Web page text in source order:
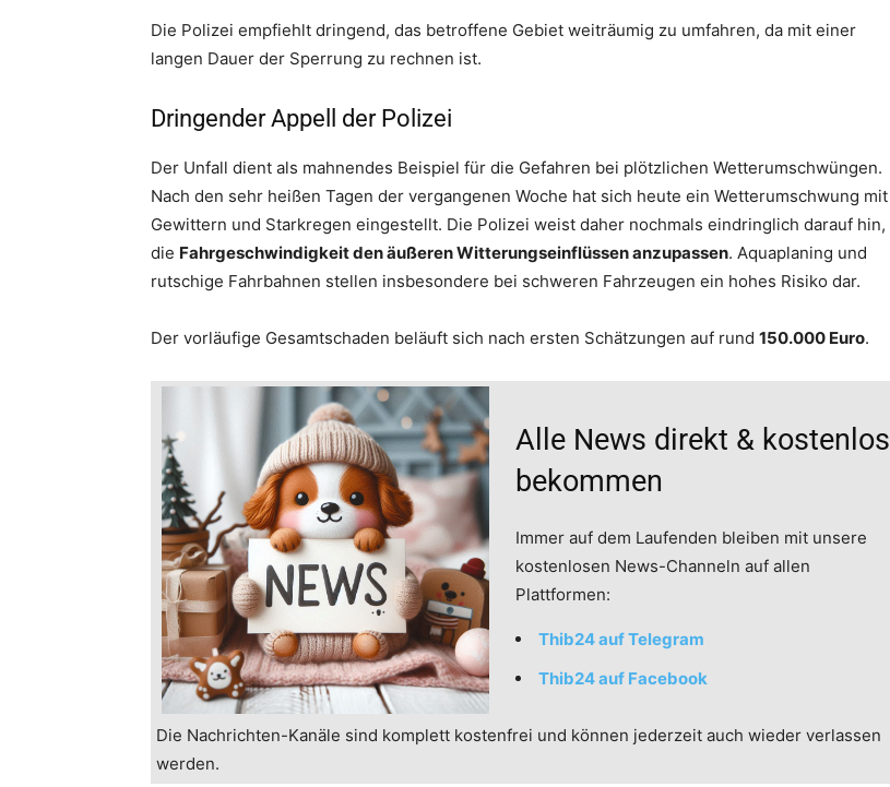
Die Polizei empfiehlt dringend, das betroffene Gebiet weiträumig zu umfahren, da mit einer
langen Dauer der Sperrung zu rechnen ist.
Dringender Appell der Polizei
Der Unfall dient als mahnendes Beispiel für die Gefahren bei plötzlichen Wetterumschwüngen.
Nach den sehr heißen Tagen der vergangenen Woche hat sich heute ein Wetterumschwung mit
Gewittern und Starkregen eingestellt. Die Polizei weist daher nochmals eindringlich darauf hin,
die Fahrgeschwindigkeit den äußeren Witterungseinflüssen anzupassen. Aquaplaning und
rutschige Fahrbahnen stellen insbesondere bei schweren Fahrzeugen ein hohes Risiko dar.
Der vorläufige Gesamtschaden beläuft sich nach ersten Schätzungen auf rund 150.000 Euro.
Alle News direkt & kostenlos
bekommen
Immer auf dem Laufenden bleiben mit unsere
kostenlosen News-Channeln auf allen
Plattformen:
Thib24 auf Telegram
Thib24 auf Facebook
Die Nachrichten-Kanäle sind komplett kostenfrei und können jederzeit auch wieder verlassen
werden.